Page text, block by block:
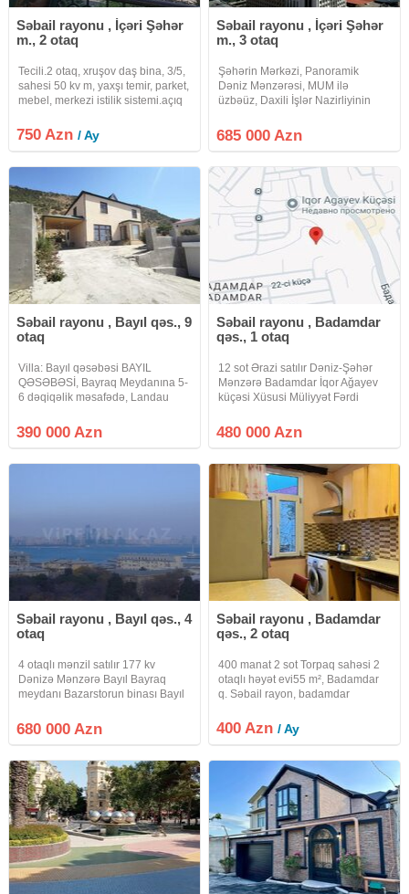
Səbail rayonu , İçəri Şəhər
m., 2 otaq
Tecili.2 otaq, xruşov daş bina, 3/5,
sahesi 50 kv m, yaxşı temir, parket,
mebel, merkezi istilik sistemi.açıq
kafelde, su daimi, metbex
mebeli.Paltaryuyan.Menzil aileye
750 Azn/ Ay
Səbail rayonu , İçəri Şəhər
m., 3 otaq
Şəhərin Mərkəzi, Panoramik
Dəniz Mənzərəsi, MUM ilə
üzbəüz, Daxili İşlər Nazirliyinin
Mənzil Şəhərin tam mərkəzində –
Mərkəzi Univermaq ilə üzbəüz,
685 000 Azn
Səbail rayonu , Bayıl qəs., 9
otaq
Villa: Bayıl qəsəbəsi BAYIL
QƏSƏBƏSİ, Bayraq Meydanına 5-
6 dəqiqəlik məsafədə, Landau
yaxınlığında 2 mərtəbəli VİLLA
satılır. Əsas Göstəricilər • Torpaq
390 000 Azn
Səbail rayonu , Badamdar
qəs., 1 otaq
12 sot Ərazi satılır Dəniz-Şəhər
Mənzərə Badamdar İqor Ağayev
küçəsi Xüsusi Müliyyət Fərdi
480 000 Azn
Səbail rayonu , Bayıl qəs., 4
otaq
4 otaqlı mənzil satılır 177 kv
Dənizə Mənzərə Bayıl Bayraq
meydanı Bazarstorun binası Bayıl
manat
680 000 Azn
Səbail rayonu , Badamdar
qəs., 2 otaq
400 manat 2 sot Torpaq sahəsi 2
otaqlı həyət evi55 m², Badamdar
q. Səbail rayon, badamdar
təmirli həyət evi kirayə verilir. Ev
yalnız ailələrə və tələbə qızlara
400 Azn/ Ay